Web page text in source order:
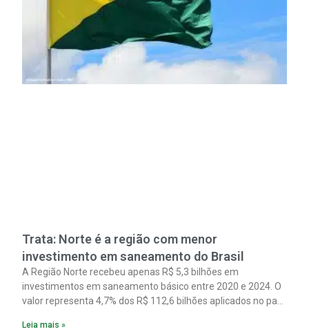
Trata: Norte é a região com menor
investimento em saneamento do Brasil
A Região Norte recebeu apenas R$ 5,3 bilhões em
investimentos em saneamento básico entre 2020 e 2024. O
valor representa 4,7% dos R$ 112,6 bilhões aplicados no país
Brasil em parceria com a GO Associados.
Leia mais »